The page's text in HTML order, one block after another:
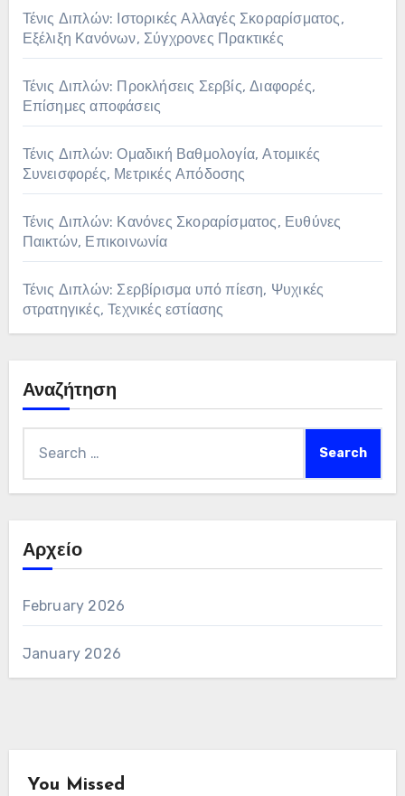
Τένις Διπλών: Ιστορικές Αλλαγές Σκοραρίσματος,
Εξέλιξη Κανόνων, Σύγχρονες Πρακτικές
Τένις Διπλών: Προκλήσεις Σερβίς, Διαφορές,
Επίσημες αποφάσεις
Τένις Διπλών: Ομαδική Βαθμολογία, Ατομικές
Συνεισφορές, Μετρικές Απόδοσης
Τένις Διπλών: Κανόνες Σκοραρίσματος, Ευθύνες
Παικτών, Επικοινωνία
Τένις Διπλών: Σερβίρισμα υπό πίεση, Ψυχικές
στρατηγικές, Τεχνικές εστίασης
Αναζήτηση
for:
Αρχείο
February 2026
January 2026
You Missed